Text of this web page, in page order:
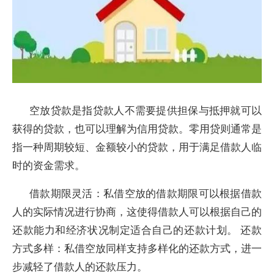
空放贷款是指贷款人不需要提供担保与抵押就可以
获得的贷款，也可以理解为信用贷款。零用贷则通常是
指一种周期较短、金额较小的贷款，用于满足借款人临
时的资金需求。
借款期限灵活：私借空放的借款期限可以根据借款
人的实际情况进行协商，这使得借款人可以根据自己的
还款能力和经济状况制定适合自己的还款计划。 还款
方式多样：私借空放同样支持多样化的还款方式，进一
步减轻了借款人的还款压力。